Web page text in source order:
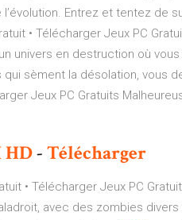
l’évolution. Entrez et tentez de
• Télécharger Jeux PC
univers en destruction où
sèment la désolation, vous
Jeux PC Gratuits
HD-Télécharger
• Télécharger Jeux PC
avec des zombies